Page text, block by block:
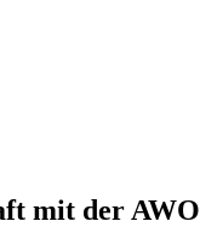
mit der AWO